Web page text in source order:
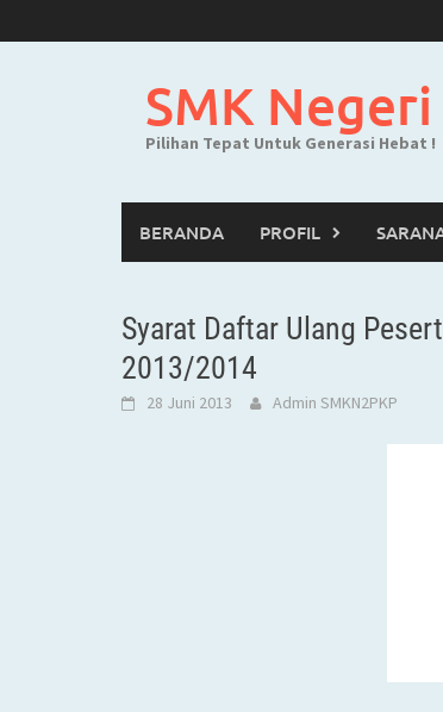
to
SMK
Pilihan Tepat Untuk Generasi Hebat !
BERANDA PROFIL
Syarat Daftar Ulang
2013/2014
28 Juni 2013 Admin SMKN2PKP